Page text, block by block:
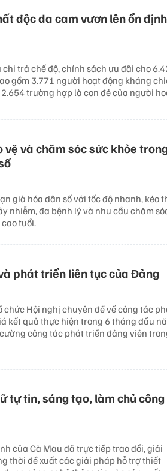
độc da cam vươn lên ổn định
trả chế độ, chính sách ưu đãi cho
gồm 3.771 người hoạt động kháng
trường hợp là con đẻ của người
và chăm sóc sức khỏe
già hóa dân số với tốc độ nhanh, kéo
nhiễm, đa bệnh lý và nhu cầu chăm
tuổi.
phát triển liên tục của Đảng
chức Hội nghị chuyên đề về công tác
kết quả thực hiện trong 6 tháng đầu
công tác phát triển đảng viên
tự tin, sáng tạo, làm chủ công
của Cà Mau đã trực tiếp trao đổi, giải
thời đề xuất các giải pháp hỗ trợ thiết